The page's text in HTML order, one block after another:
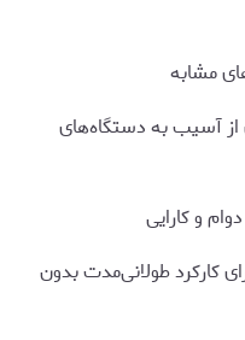
مشابه
از آسیب به دستگاه‌های
و کارایی
کارکرد طولانی‌مدت بدون